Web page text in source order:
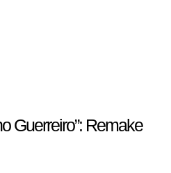
Guerreiro”: Remake